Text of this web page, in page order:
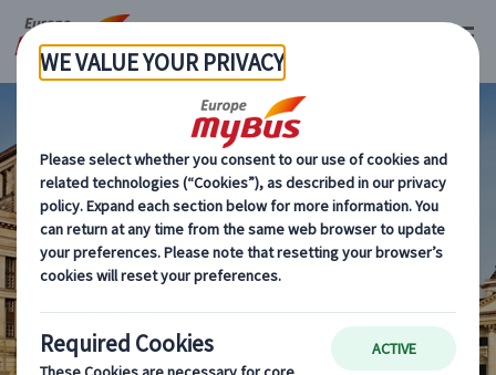
ベルリン
海外現地オプショナルツア